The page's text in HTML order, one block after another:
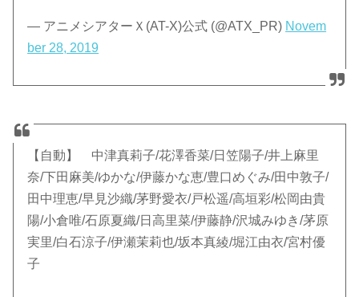
— アニメシアターＸ(AT-X)公式 (@ATX_PR) Novem
ber 28, 2019
【自動】 中津真莉子/花澤香菜/日笠陽子/井上麻里
奈/下田麻美/ゆかな/伊藤かな恵/豊口めぐみ/田中敦子/
田中理恵/早見沙織/茅野愛衣/戸松遥/高垣彩/松岡由貴
陽/小倉唯/石原夏織/日高里菜/伊藤静/沢城みゆき/茅原
実里/白石涼子/伊瀬茉莉也/坂本真綾/堀江由衣/宮村優
子